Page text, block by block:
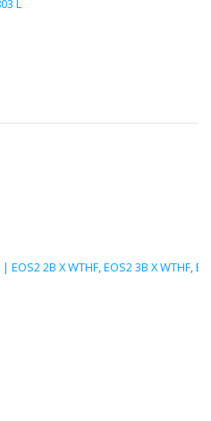
L
EOS2 2B X WTHF, EOS2 3B X WTHF,